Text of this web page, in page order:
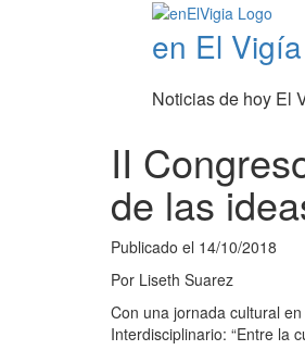
en El Vigía
Noticias de hoy El
II
de las
Publicado el 14/10/2018
Por Liseth Suarez
Con una jornada cultural
Interdisciplinario: “Entre la